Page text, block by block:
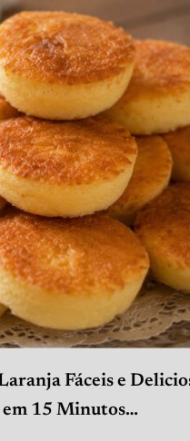
Fáceis e
em 15 Minutos…